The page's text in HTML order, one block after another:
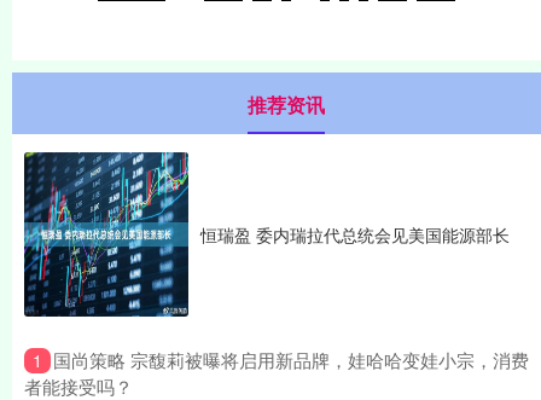
推荐资讯
恒瑞盈 委内瑞拉代总统会见美国能源部长
1
​国尚策略 宗馥莉被曝将启用新品牌，娃哈哈变娃小宗，消费
者能接受吗？